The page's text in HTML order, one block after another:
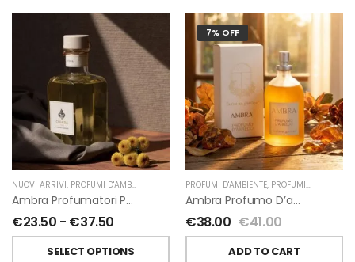
NUOVI ARRIVI, PROFUMI D'AMBIENTE PROFUMATORI A BASTONCINI ,CHIARA FIRENZE
Ambra Profumatori Per Ambiente A Bastoncini Di Chiara Firenze
€23.50 - €37.50
SELECT OPTIONS
7% OFF
PROFUMI D'AMBIENTE, PROFUMI D'AMBIENTE FIORIRA' UN GIARDINO
Ambra Profumo D’ambiente Di Fiorirà Un Giardino
€38.00 €41.00
ADD TO CART